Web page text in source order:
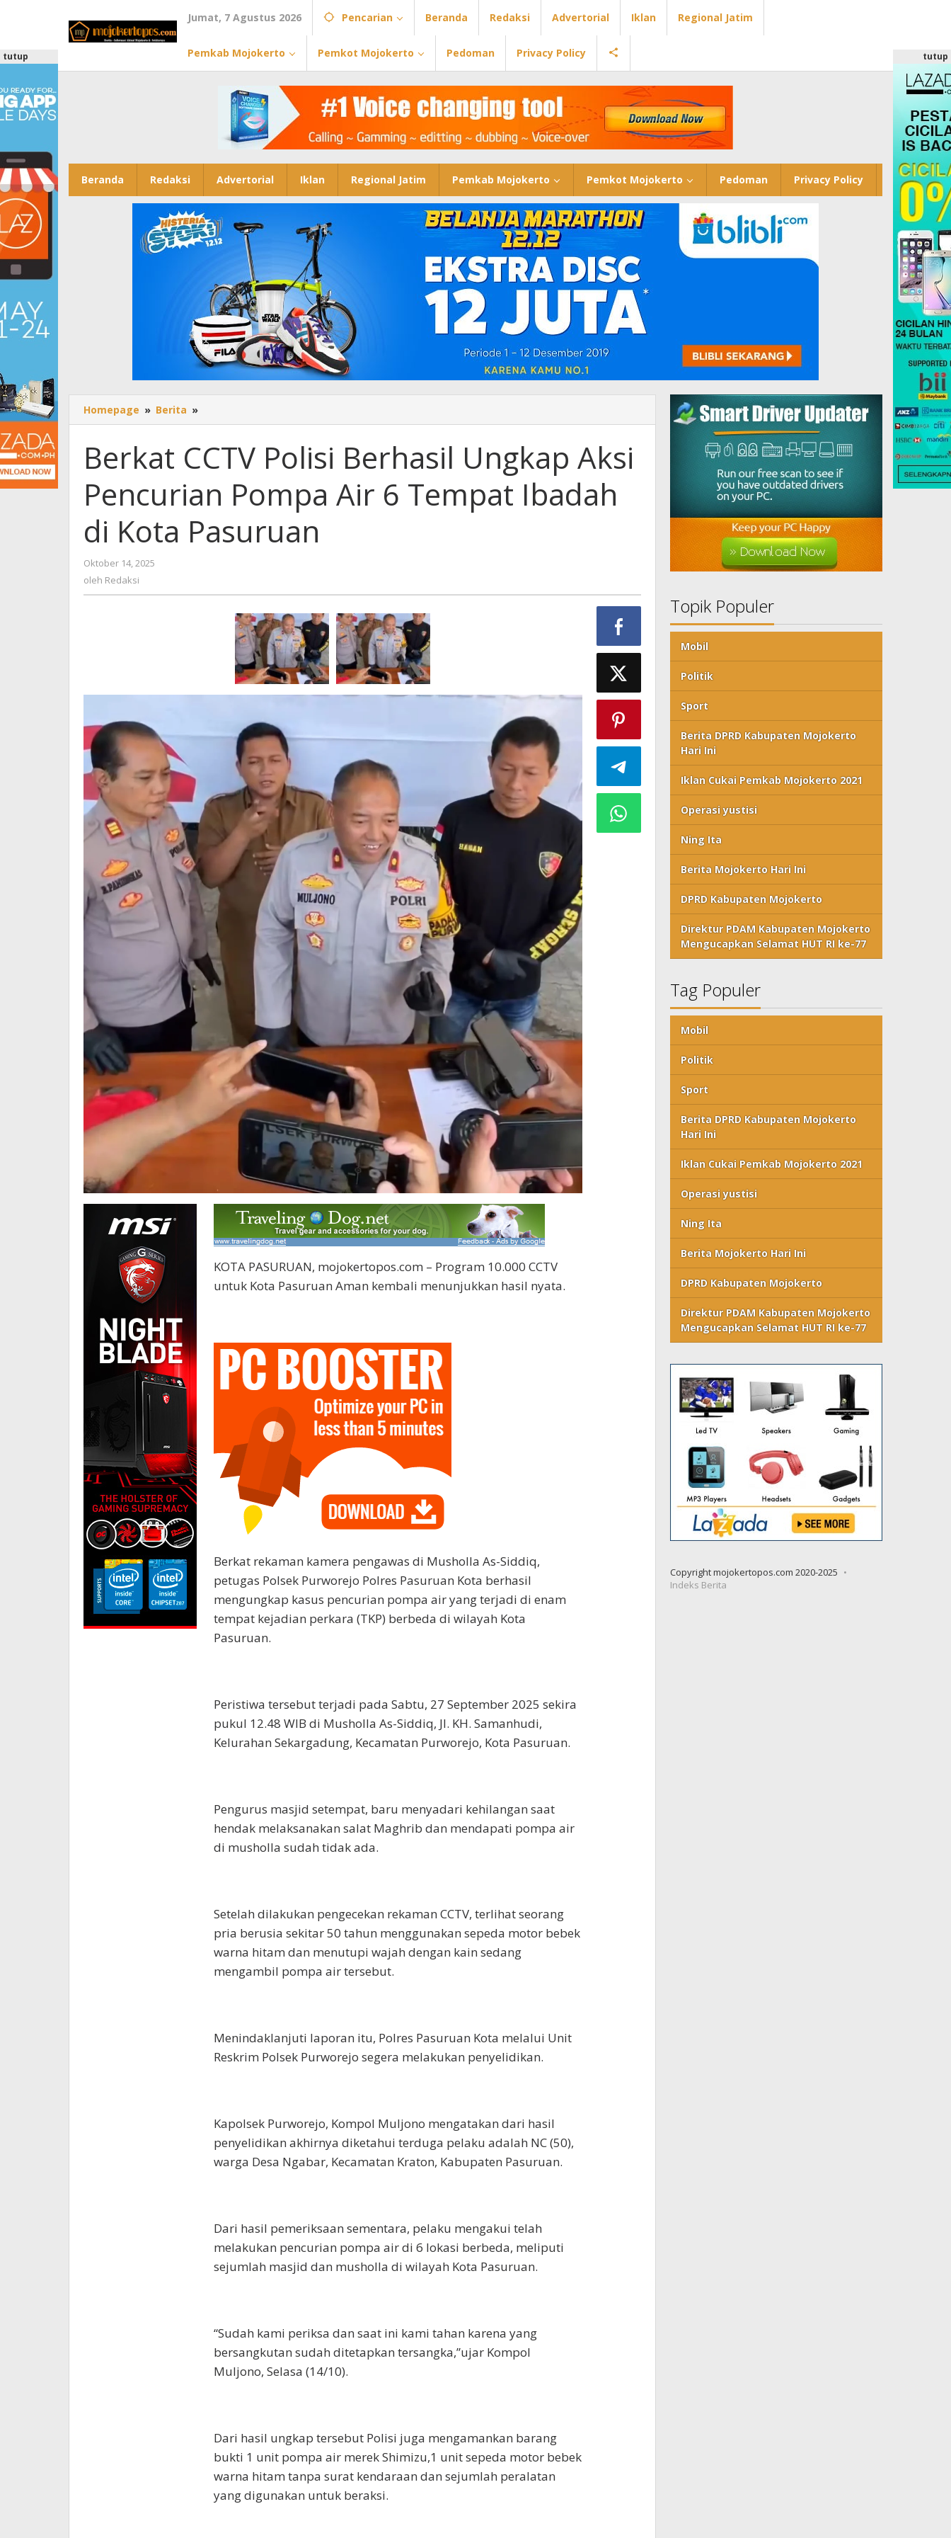
Jumat, 7 Agustus 2026 Pencarian Beranda Redaksi Advertorial Iklan Regional Jatim
Pemkab Mojokerto Pemkot Mojokerto Pedoman Privacy Policy
Beranda Redaksi Advertorial Iklan Regional Jatim Pemkab Mojokerto Pemkot Mojokerto Pedoman Privacy Policy
tutup tutup
Homepage » Berita »
CCTV
Berhasil
Ungkap
Pencurian
Air
Pasuruan
Berkat CCTV Polisi Berhasil Ungkap Aksi
Pencurian Pompa Air 6 Tempat Ibadah
di Kota Pasuruan
Oktober 14, 2025
oleh Redaksi
KOTA PASURUAN, mojokertopos.com – Program 10.000 CCTV
untuk Kota Pasuruan Aman kembali menunjukkan hasil nyata.
Berkat rekaman kamera pengawas di Musholla As-Siddiq,
petugas Polsek Purworejo Polres Pasuruan Kota berhasil
mengungkap kasus pencurian pompa air yang terjadi di enam
tempat kejadian perkara (TKP) berbeda di wilayah Kota
Pasuruan.
Peristiwa tersebut terjadi pada Sabtu, 27 September 2025 sekira
pukul 12.48 WIB di Musholla As-Siddiq, Jl. KH. Samanhudi,
Kelurahan Sekargadung, Kecamatan Purworejo, Kota Pasuruan.
Pengurus masjid setempat, baru menyadari kehilangan saat
hendak melaksanakan salat Maghrib dan mendapati pompa air
di musholla sudah tidak ada.
Setelah dilakukan pengecekan rekaman CCTV, terlihat seorang
pria berusia sekitar 50 tahun menggunakan sepeda motor bebek
warna hitam dan menutupi wajah dengan kain sedang
mengambil pompa air tersebut.
Menindaklanjuti laporan itu, Polres Pasuruan Kota melalui Unit
Reskrim Polsek Purworejo segera melakukan penyelidikan.
Kapolsek Purworejo, Kompol Muljono mengatakan dari hasil
penyelidikan akhirnya diketahui terduga pelaku adalah NC (50),
warga Desa Ngabar, Kecamatan Kraton, Kabupaten Pasuruan.
Dari hasil pemeriksaan sementara, pelaku mengakui telah
melakukan pencurian pompa air di 6 lokasi berbeda, meliputi
sejumlah masjid dan musholla di wilayah Kota Pasuruan.
“Sudah kami periksa dan saat ini kami tahan karena yang
bersangkutan sudah ditetapkan tersangka,”ujar Kompol
Muljono, Selasa (14/10).
Dari hasil ungkap tersebut Polisi juga mengamankan barang
bukti 1 unit pompa air merek Shimizu,1 unit sepeda motor bebek
warna hitam tanpa surat kendaraan dan sejumlah peralatan
yang digunakan untuk beraksi.
Topik Populer
Mobil
Politik
Sport
Berita DPRD Kabupaten Mojokerto
Hari Ini
Iklan Cukai Pemkab Mojokerto 2021
Operasi yustisi
Ning Ita
Berita Mojokerto Hari Ini
DPRD Kabupaten Mojokerto
Direktur PDAM Kabupaten Mojokerto
Mengucapkan Selamat HUT RI ke-77
Tag Populer
Mobil
Politik
Sport
Berita DPRD Kabupaten Mojokerto
Hari Ini
Iklan Cukai Pemkab Mojokerto 2021
Operasi yustisi
Ning Ita
Berita Mojokerto Hari Ini
DPRD Kabupaten Mojokerto
Direktur PDAM Kabupaten Mojokerto
Mengucapkan Selamat HUT RI ke-77
Copyright mojokertopos.com 2020-2025
Indeks Berita